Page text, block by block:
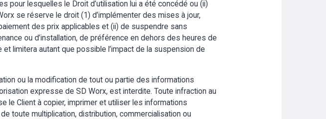
pour lesquelles le Droit d’utilisation lui a été concédé ou (ii)
se réserve le droit (1) d’implémenter des mises à jour,
des prix applicables et (ii) de suspendre sans
ou d’installation, de préférence en dehors des heures de
limitera autant que possible l’impact de la suspension de
ou la modification de tout ou partie des informations
expresse de SD Worx, est interdite. Toute infraction au
le Client à copier, imprimer et utiliser les informations
toute multiplication, distribution, commercialisation ou